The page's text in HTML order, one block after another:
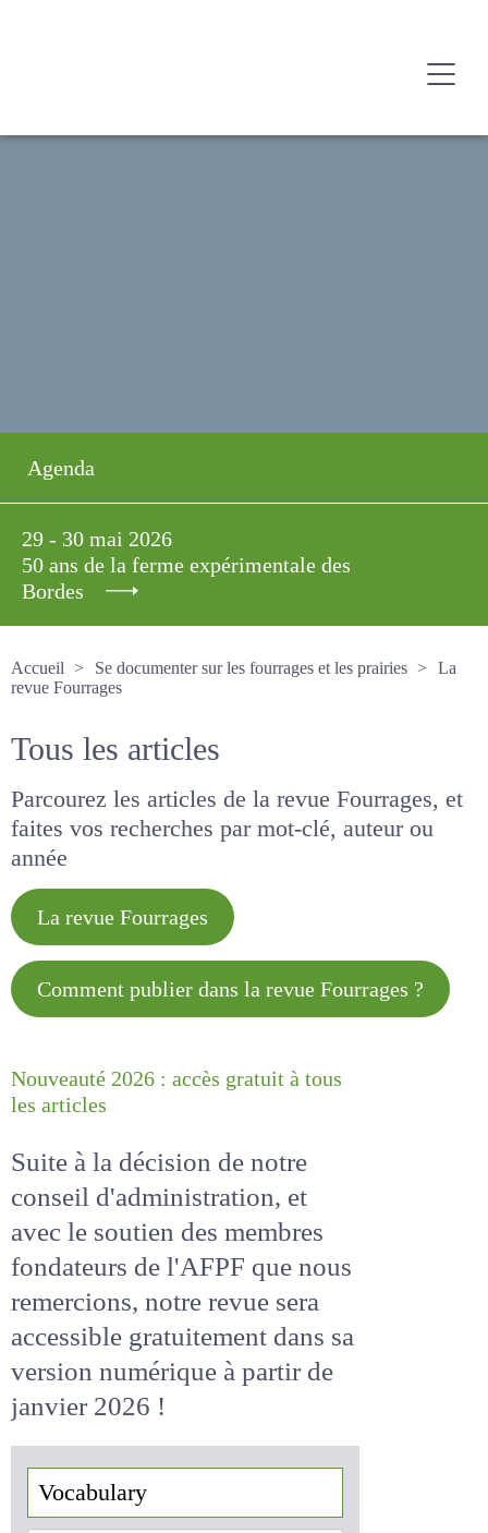
Agenda
29 - 30 mai 2026
50 ans de la ferme expérimentale des
Bordes
Accueil
Se documenter sur les fourrages et les prairies
La revue Fourrages
Tous les articles
Parcourez les articles de la revue Fourrages, et
faites vos recherches par mot-clé, auteur ou
année
La revue Fourrages
Comment publier dans la revue
Nouveauté 2026 : accès gratuit à
Suite à la décision de notre
conseil d'administration, et
avec le soutien des membres
fondateurs de l'AFPF que nous
remercions, notre revue sera
accessiblegratuitementdans
sa version numérique
de janvier 2026 !